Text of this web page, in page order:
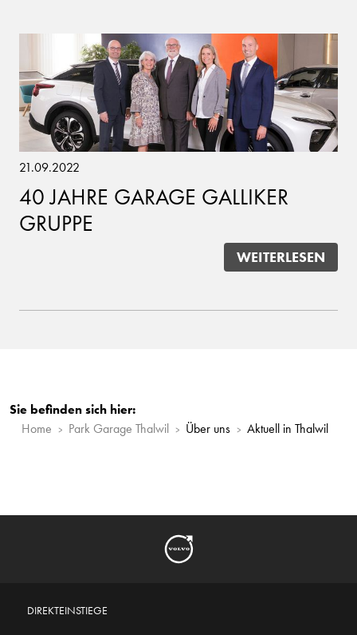
21.09.2022
40 JAHRE GARAGE GALLIKER
GRUPPE
WEITERLESEN
Sie befinden sich hier:
Home
Park Garage Thalwil Über uns Aktuell in Thalwil
DIREKTEINSTIEGE